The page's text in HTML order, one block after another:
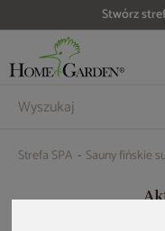
Stwórz
Strefa SPA Sauny fińskie